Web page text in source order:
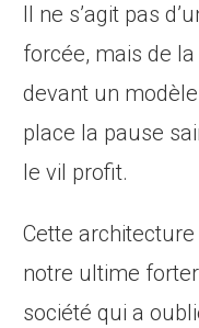
Il ne s’agit pas
forcée, mais de
devant un
place la pause
le vil profit.
Cette
notre ultime
société qui a